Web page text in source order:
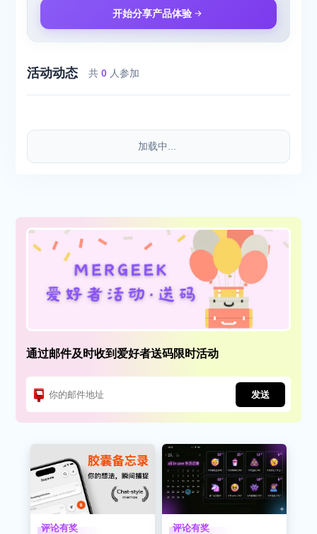
开始分享产品体验
活动动态 共0 人参加
加载中...
通过邮件及时收到爱好者送码限时活动
发送
评论有奖 评论有奖